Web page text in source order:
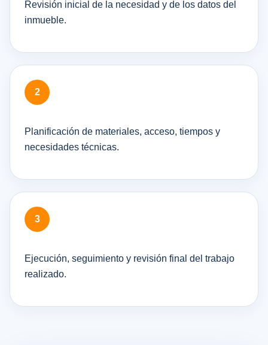
Revisión inicial de la necesidad y de los datos del
inmueble.
Planificación de materiales, acceso, tiempos y
necesidades técnicas.
Ejecución, seguimiento y revisión final del trabajo
realizado.